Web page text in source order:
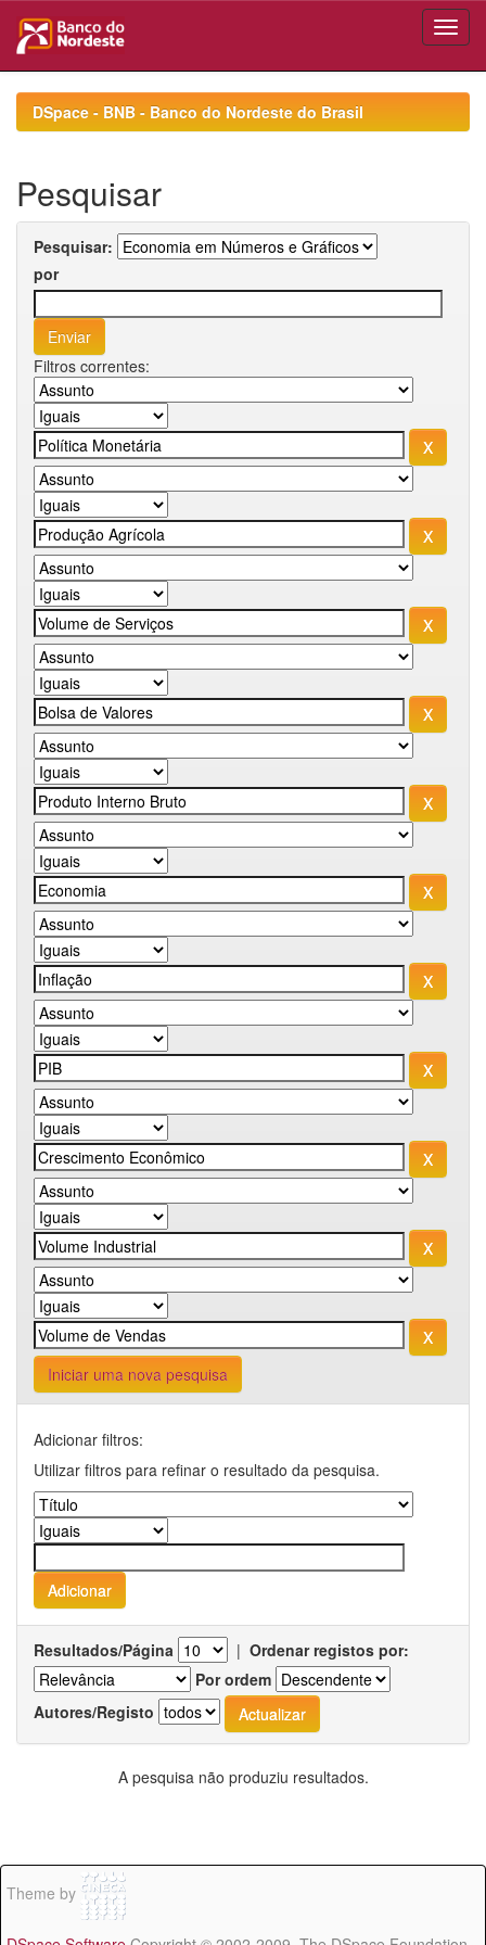
navigationDSpace - BNB - Banco do Nordeste do Brasil
Pesquisar
Pesquisar:
por
Filtros correntes:
Iniciar uma nova pesquisa
Adicionar filtros:
Utilizar filtros para refinar o resultado da pesquisa.
Resultados/Página | Ordenar registos por:
Por ordem
Autores/Registo
A pesquisa não produziu resultados.
Theme by